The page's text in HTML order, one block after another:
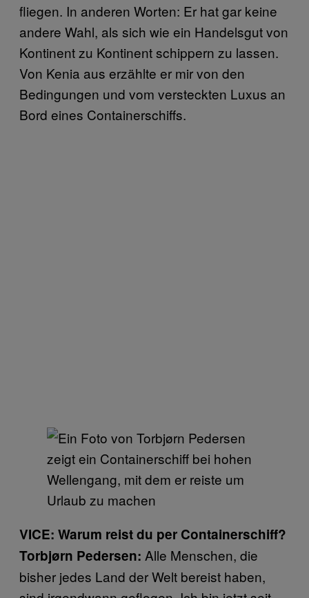
fliegen. In anderen Worten: Er hat gar keine
andere Wahl, als sich wie ein Handelsgut von
Kontinent zu Kontinent schippern zu lassen.
Von Kenia aus erzählte er mir von den
Bedingungen und vom versteckten Luxus an
Bord eines Containerschiffs.
VICE: Warum reist du per Containerschiff?
Torbjørn Pedersen: Alle Menschen, die
bisher jedes Land der Welt bereist haben,